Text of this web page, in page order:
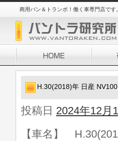
商用バン＆トランポ！働く車専門店です。
H.30(2018)年 日産
投稿日 2024年12月
【車名】